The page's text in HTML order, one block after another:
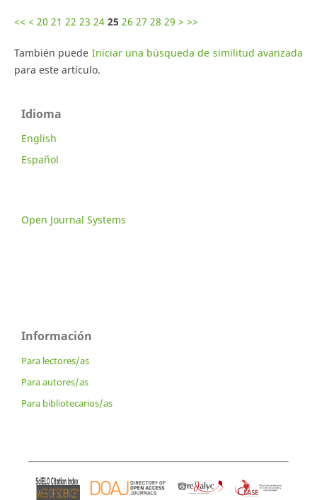
<< < 20 21 22 23 24 25 26 27 28 29 > >>
También puede Iniciar una búsqueda de similitud avanzada
para este artículo.
Idioma
English
Español
Open Journal Systems
Información
Para lectores/as
Para autores/as
Para bibliotecarios/as